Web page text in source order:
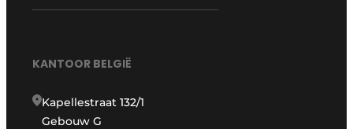
KANTOOR BELGIË
Kapellestraat 132/1
Gebouw G